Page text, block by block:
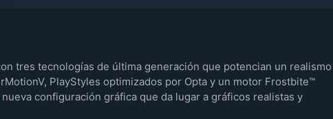
tres tecnologías de última generación que potencian un realismo
PlayStyles optimizados por Opta y un motor Frostbite™
configuración gráfica que da lugar a gráficos realistas y